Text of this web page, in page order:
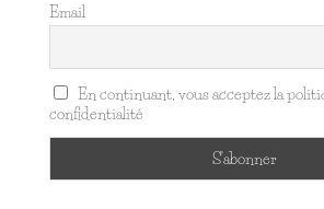
Email
En continuant, vous acceptez la
confidentialité